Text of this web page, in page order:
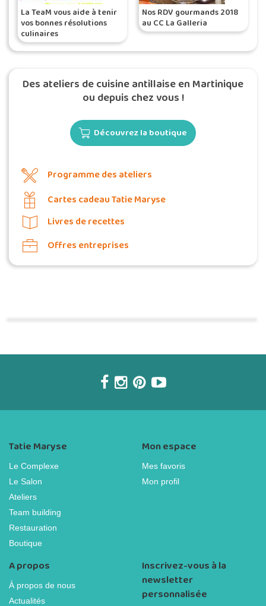
La TeaM vous aide à tenir
vos bonnes résolutions
culinaires
Nos RDV gourmands 2018
au CC La Galleria
Des ateliers de cuisine antillaise en Martinique
ou depuis chez vous !
Découvrez la boutique
Programme des ateliers
Cartes cadeau Tatie Maryse
Livres de recettes
Offres entreprises
Tatie Maryse
Le Complexe
Le Salon
Ateliers
Team building
Restauration
Boutique
Mon espace
Mes favoris
Mon profil
A propos
À propos de nous
Actualités
Inscrivez-vous à la
newsletter
personnalisée